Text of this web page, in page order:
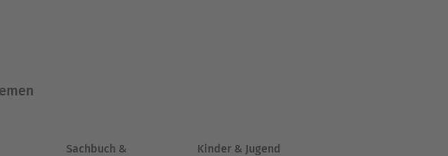
Sachbuch &
Kinder & Jugend